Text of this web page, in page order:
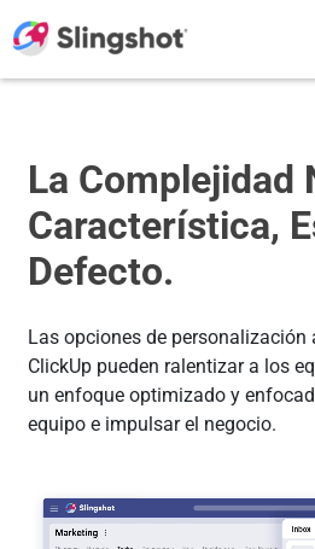
La Complejidad
Característica,
Defecto.
Las opciones de personalización
ClickUp pueden ralentizar a los
un enfoque optimizado y
equipo e impulsar el negocio.